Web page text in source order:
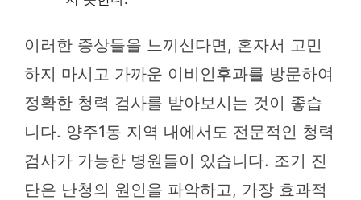
이러한 증상들을 느끼신다면, 혼자서 고민
하지 마시고 가까운 이비인후과를 방문하여
정확한 청력 검사를 받아보시는 것이 좋습
니다. 양주1동 지역 내에서도 전문적인 청력
검사가 가능한 병원들이 있습니다. 조기 진
단은 난청의 원인을 파악하고, 가장 효과적